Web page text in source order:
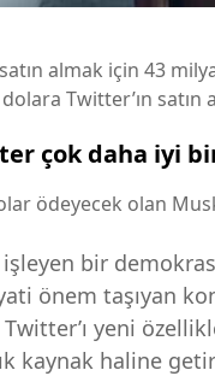
satın almak için 43
Twitter’ın satın
çok daha iyi
ödeyecek olan
bir
önem taşıyan
Twitter’ı yeni
kaynak haline